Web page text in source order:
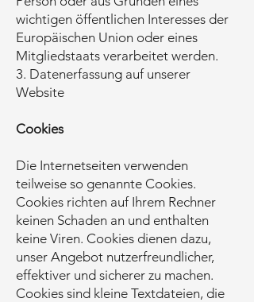
wichtigen öffentlichen Interesses der
Europäischen Union oder eines
Mitgliedstaats verarbeitet werden.
3. Datenerfassung auf unserer
Website
Cookies
Die Internetseiten verwenden
teilweise so genannte Cookies.
Cookies richten auf Ihrem Rechner
keinen Schaden an und enthalten
keine Viren. Cookies dienen dazu,
unser Angebot nutzerfreundlicher,
effektiver und sicherer zu machen.
Cookies sind kleine Textdateien, die